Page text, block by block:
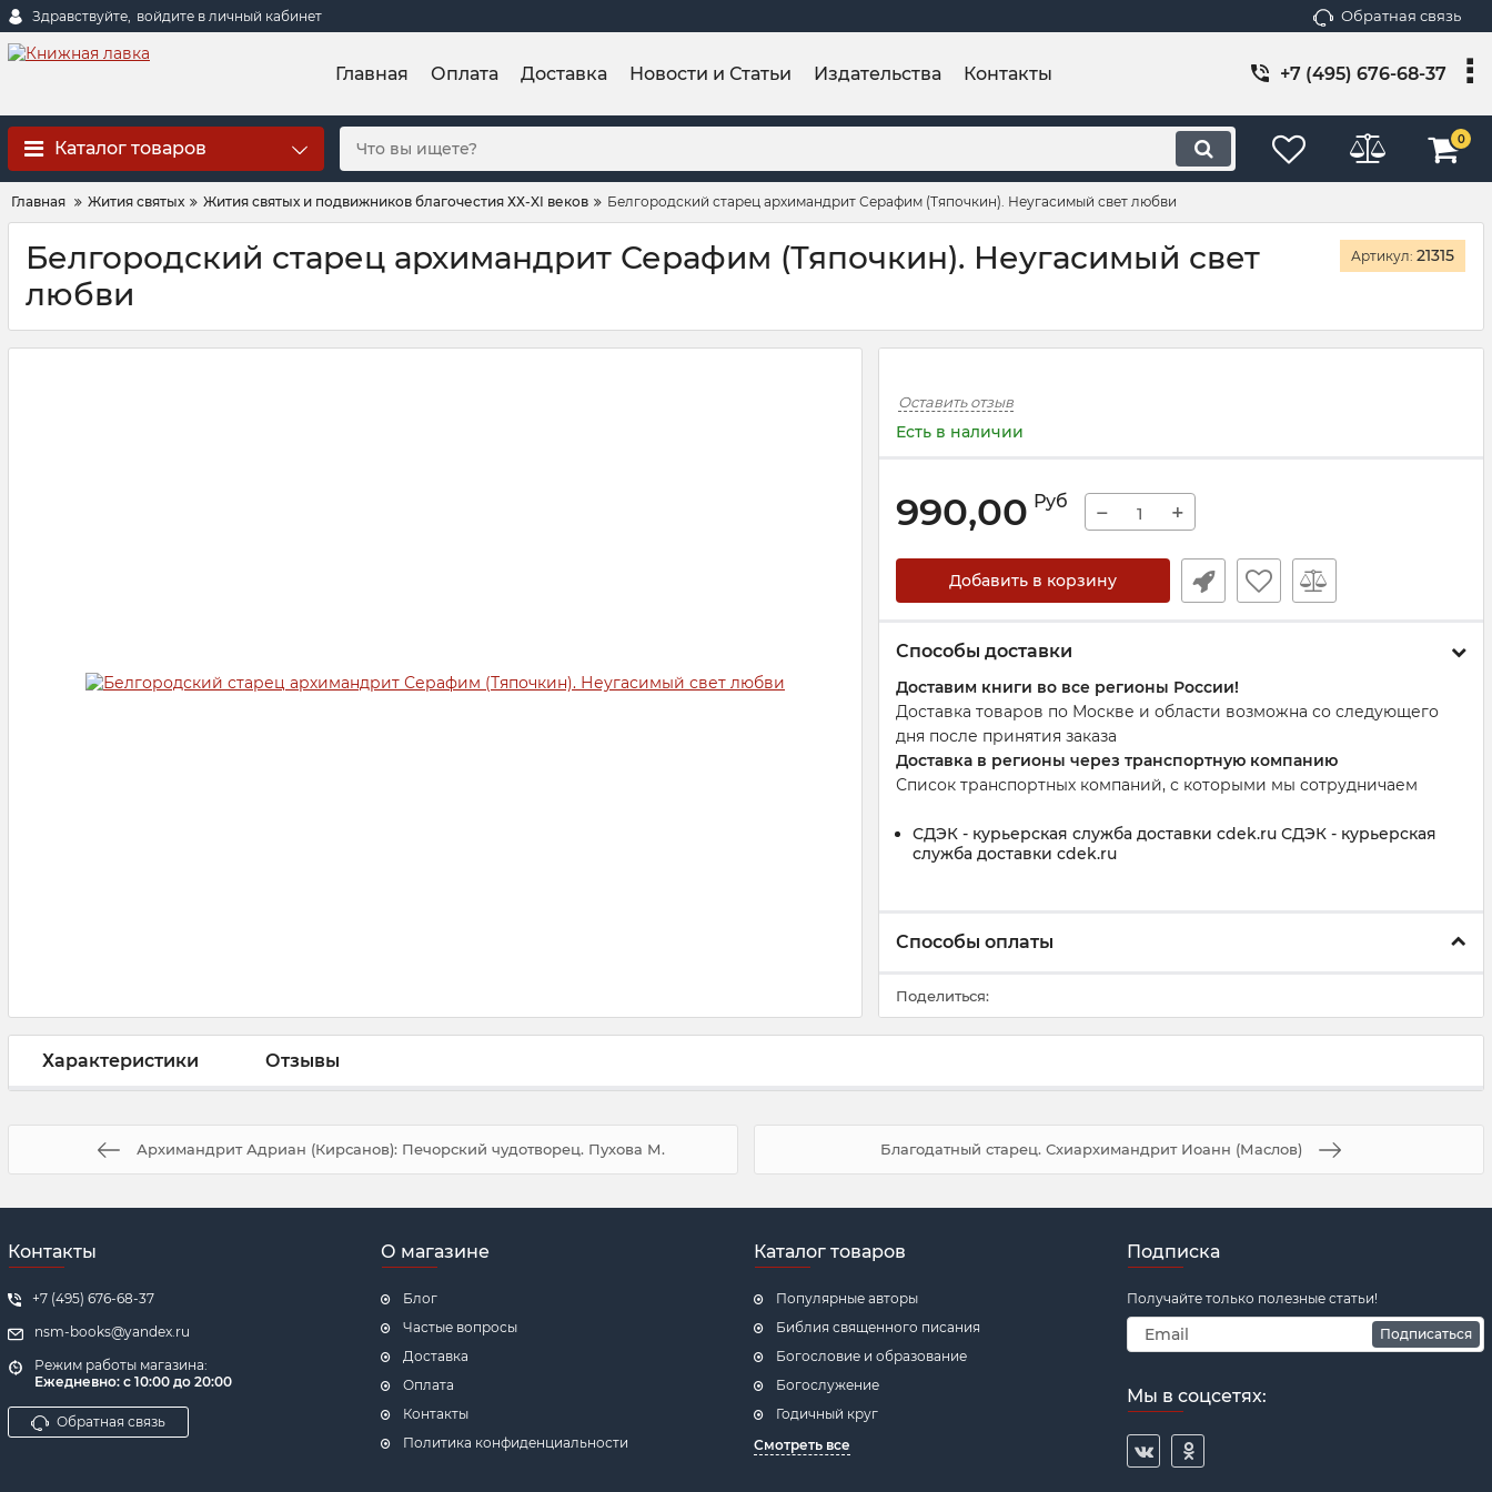
Здравствуйте, войдите в личный кабинет Обратная связь
Главная Оплата Доставка Новости и Статьи Издательства Контакты +7 (495) 676-68-37
Каталог товаров 0
Главная Жития святых Жития святых и подвижников благочестия ХХ-XI веков Белгородский старец архимандрит Серафим (Тяпочкин). Неугасимый свет любви
Белгородский старец архимандрит Серафим (Тяпочкин). Неугасимый свет
любви
Артикул: 21315
Оставить отзыв
Есть в наличии
990,00 Руб − +
Добавить в корзину
Способы доставки
Доставим книги во все регионы России!
Доставка товаров по Москве и области возможна со следующего
дня после принятия заказа
Доставка в регионы через транспортную компанию
Список транспортных компаний, с которыми мы сотрудничаем
СДЭК - курьерская служба доставки cdek.ru СДЭК - курьерская
служба доставки cdek.ru
Способы оплаты
Поделиться:
Характеристики Отзывы
Архимандрит Адриан (Кирсанов): Печорский чудотворец. Пухова М. Благодатный старец. Схиархимандрит Иоанн (Маслов)
Контакты
+7 (495) 676-68-37
nsm-books@yandex.ru
Режим работы магазина:
Ежедневно: с 10:00 до 20:00
Обратная связь
О магазине
Блог
Частые вопросы
Доставка
Оплата
Контакты
Политика конфиденциальности
Каталог товаров
Популярные авторы
Библия священного писания
Богословие и образование
Богослужение
Годичный круг
Смотреть все
Подписка
Получайте только полезные статьи!
Подписаться
Мы в соцсетях: